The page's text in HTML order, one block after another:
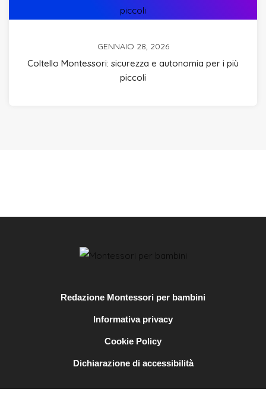
GENNAIO 28, 2026
Coltello Montessori: sicurezza e autonomia per i più
piccoli
Redazione Montessori per bambini
Informativa privacy
Cookie Policy
Dichiarazione di accessibilità